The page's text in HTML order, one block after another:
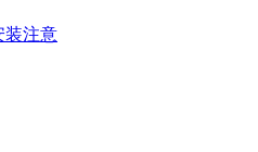
装注意